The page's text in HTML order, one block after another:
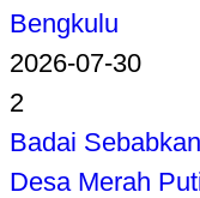
Bengkulu
2026-07-30
2
Badai
Desa Merah